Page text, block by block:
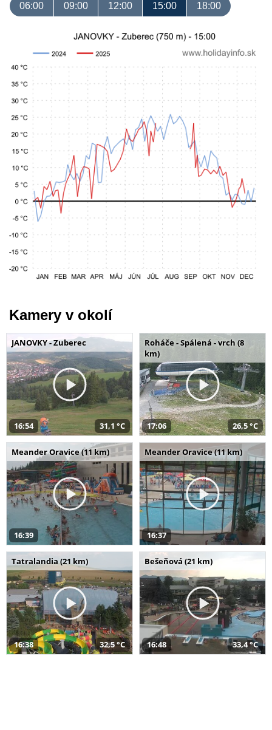
06:00 09:00 12:00 15:00 18:00
Kamery v okolí
JANOVKY - Zuberec
16:54 31,1 °C
Roháče - Spálená - vrch (8
km)
17:06 26,5 °C
Meander Oravice (11 km)
16:39
Meander Oravice (11 km)
16:37
Tatralandia (21 km)
16:38 32,5 °C
Bešeňová (21 km)
16:48 33,4 °C